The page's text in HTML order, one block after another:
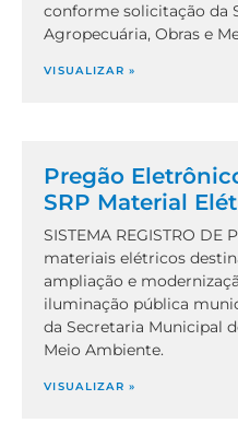
conforme solicitação da
Agropecuária, Obras e
VISUALIZAR »
Pregão
SRP Material
SISTEMA REGISTRO DE
materiais elétricos
ampliação e
iluminação pública
da Secretaria Municipal
Meio Ambiente.
VISUALIZAR »